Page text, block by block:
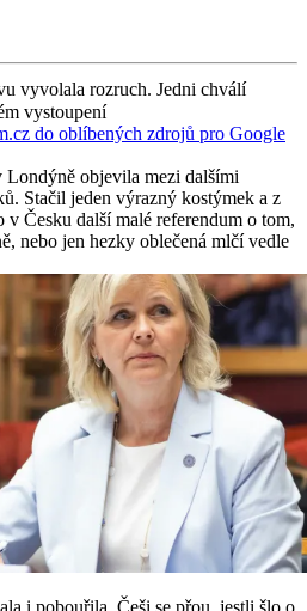
vyvolala rozruch. Jedni chválí
vystoupení
do oblíbených zdrojů pro Google
Londýně objevila mezi dalšími
Stačil jeden výrazný kostýmek a z
Česku další malé referendum o tom,
nebo jen hezky oblečená mlčí vedle
i pobouřila. Češi se přou, jestli šlo o